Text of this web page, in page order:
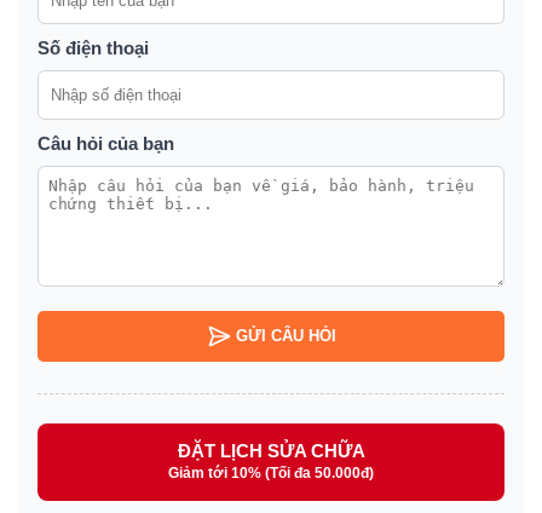
Số điện thoại
Câu hỏi của bạn
GỬI CÂU HỎI
ĐẶT LỊCH SỬA CHỮA
Giảm tới 10% (Tối đa 50.000đ)